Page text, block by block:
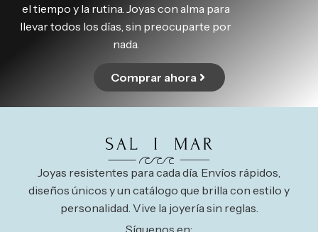
el tiempo y la rutina. Joyas con alma para
llevar todos los días, sin preocuparte por
nada.
Comprar ahora
Joyas resistentes para cada día. Envíos rápidos,
diseños únicos y un catálogo que brilla con estilo y
personalidad. Vive la joyería sin reglas.
Síguenos en: